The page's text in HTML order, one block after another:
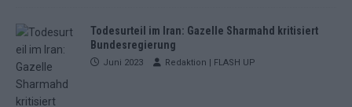
Todesurteil im Iran: Gazelle Sharmahd kritisiert
Bundesregierung
Juni 2023 Redaktion | FLASH UP